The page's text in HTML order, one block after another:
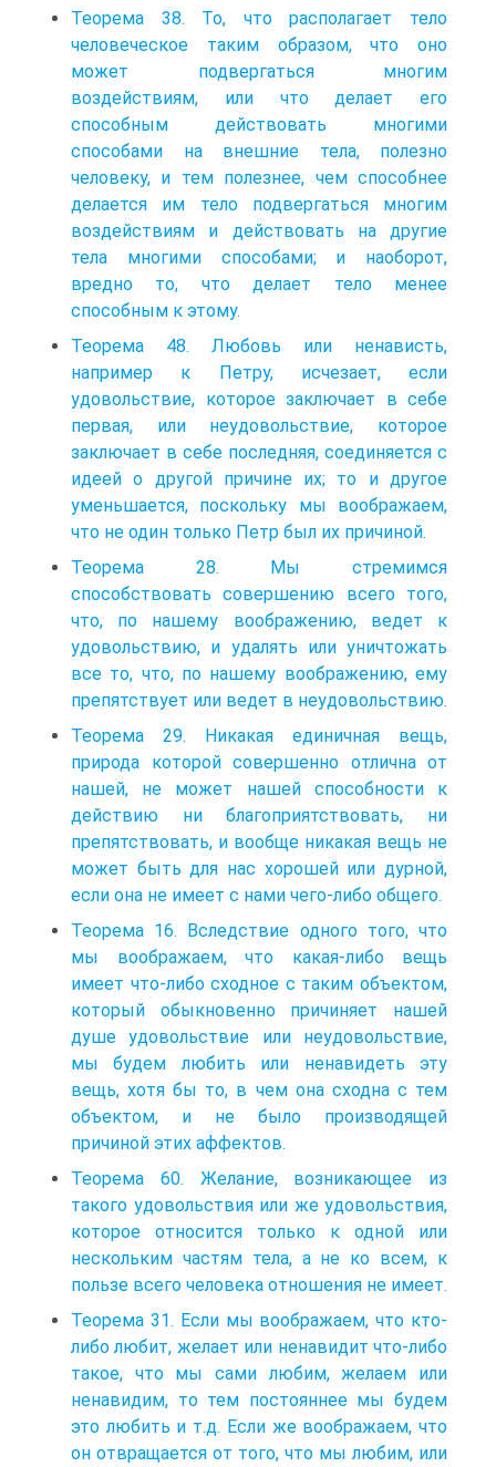
Теорема 38. То, что располагает тело
человеческое таким образом, что оно
может подвергаться многим
воздействиям, или что делает его
способным действовать многими
способами на внешние тела, полезно
человеку, и тем полезнее, чем способнее
делается им тело подвергаться многим
воздействиям и действовать на другие
тела многими способами; и наоборот,
вредно то, что делает тело менее
способным к этому.
Теорема 48. Любовь или ненависть,
например к Петру, исчезает, если
удовольствие, которое заключает в себе
первая, или неудовольствие, которое
заключает в себе последняя, соединяется с
идеей о другой причине их; то и другое
уменьшается, поскольку мы воображаем,
что не один только Петр был их причиной.
Теорема 28. Мы стремимся
способствовать совершению всего того,
что, по нашему воображению, ведет к
удовольствию, и удалять или уничтожать
все то, что, по нашему воображению, ему
препятствует или ведет в неудовольствию.
Теорема 29. Никакая единичная вещь,
природа которой совершенно отлична от
нашей, не может нашей способности к
действию ни благоприятствовать, ни
препятствовать, и вообще никакая вещь не
может быть для нас хорошей или дурной,
если она не имеет с нами чего-либо общего.
Теорема 16. Вследствие одного того, что
мы воображаем, что какая-либо вещь
имеет что-либо сходное с таким объектом,
который обыкновенно причиняет нашей
душе удовольствие или неудовольствие,
мы будем любить или ненавидеть эту
вещь, хотя бы то, в чем она сходна с тем
объектом, и не было производящей
причиной этих аффектов.
Теорема 60. Желание, возникающее из
такого удовольствия или же удовольствия,
которое относится только к одной или
нескольким частям тела, а не ко всем, к
пользе всего человека отношения не имеет.
Теорема 31. Если мы воображаем, что кто-
либо любит, желает или ненавидит что-либо
такое, что мы сами любим, желаем или
ненавидим, то тем постояннее мы будем
это любить и т.д. Если же воображаем, что
он отвращается от того, что мы любим, или